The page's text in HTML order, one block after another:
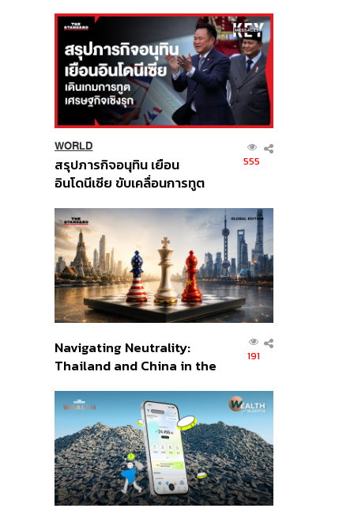
WORLD
สรุปภารกิจอนุทิน เยือน
อินโดนีเซีย ขับเคลื่อนการทูต
ส่วนยุทธศาสตร์ไทย –
อินโดนีเซีย
555
Navigating Neutrality:
Thailand and China in the
Order
191